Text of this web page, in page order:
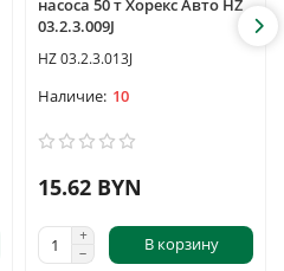
насоса 50 т Хорекс Авто HZ
03.2.3.009J
HZ 03.2.3.013J
10
15.62 BYN
В корзину